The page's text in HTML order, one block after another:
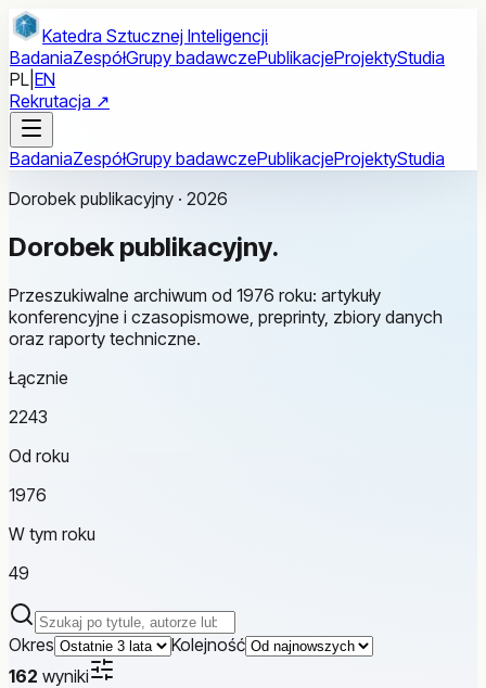
Przejdź do treści głównej
Katedra Sztucznej Inteligencji
BadaniaZespółGrupy badawczePublikacjeProjektyStudia
PL EN
Rekrutacja ↗
BadaniaZespółGrupy badawczePublikacjeProjektyStudia
Dorobek publikacyjny · 2026
Dorobek publikacyjny.
Przeszukiwalne archiwum od 1976 roku: artykuły
konferencyjne i czasopismowe, preprinty, zbiory danych
oraz raporty techniczne.
Łącznie
2243
Od roku
1976
W tym roku
49
Szukaj publikacji
Okres
Kolejność
162 wyniki